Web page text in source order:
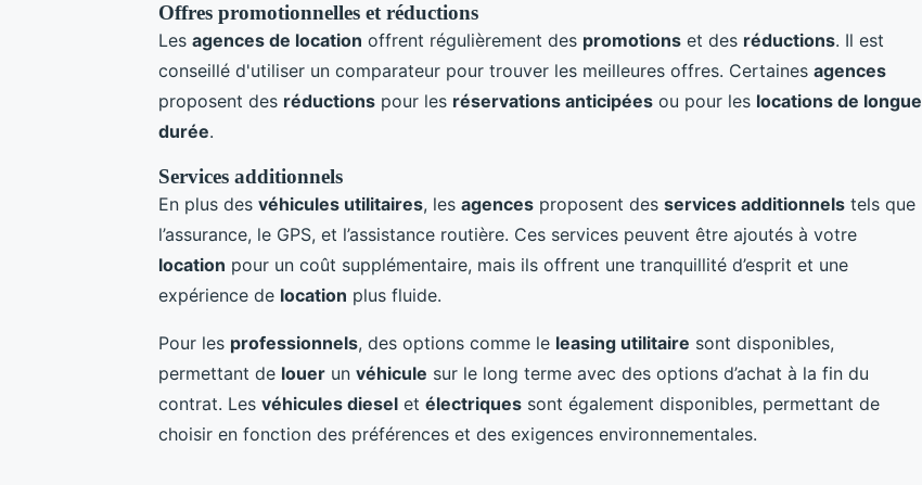
Offres promotionnelles et réductions
Les agences de location offrent régulièrement des promotions et des réductions. Il est
conseillé d'utiliser un comparateur pour trouver les meilleures offres. Certaines agences
proposent des réductions pour les réservations anticipées ou pour les locations de longue
durée.
Services additionnels
En plus des véhicules utilitaires, les agences proposent des services additionnels tels que
l’assurance, le GPS, et l’assistance routière. Ces services peuvent être ajoutés à votre
location pour un coût supplémentaire, mais ils offrent une tranquillité d’esprit et une
expérience de location plus fluide.
Pour les professionnels, des options comme le leasing utilitaire sont disponibles,
permettant de louer un véhicule sur le long terme avec des options d’achat à la fin du
contrat. Les véhicules diesel et électriques sont également disponibles, permettant de
choisir en fonction des préférences et des exigences environnementales.